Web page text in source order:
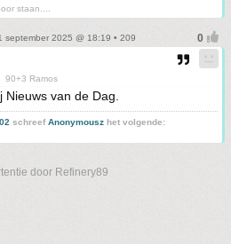
staan....
september 2025 @ 18:19 • 209
90+3 Ramos
van de Dag.
schreefAnonymousz het volgende:
door Refinery89